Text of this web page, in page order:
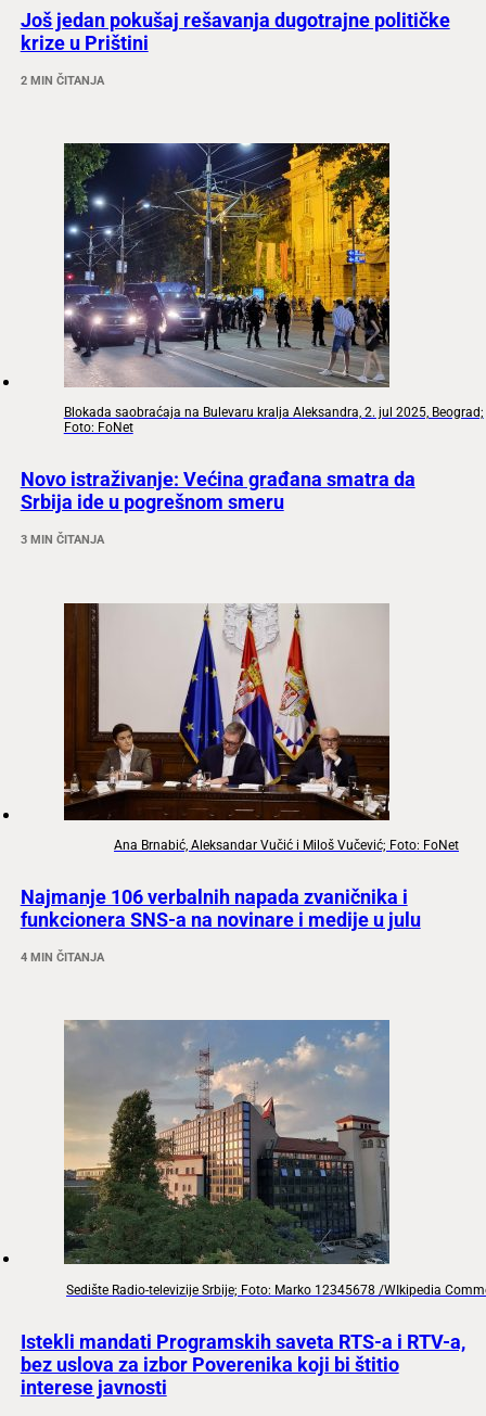
Još jedan pokušaj rešavanja dugotrajne političke
krize u Prištini
2 MIN ČITANJA
Blokada saobraćaja na Bulevaru kralja Aleksandra, 2. jul 2025, Beograd;
Foto: FoNet
Novo istraživanje: Većina građana smatra da
Srbija ide u pogrešnom smeru
3 MIN ČITANJA
Ana Brnabić, Aleksandar Vučić i Miloš Vučević; Foto: FoNet
Najmanje 106 verbalnih napada zvaničnika i
funkcionera SNS-a na novinare i medije u julu
4 MIN ČITANJA
Sedište Radio-televizije Srbije; Foto: Marko 12345678 /WIkipedia
Istekli mandati Programskih saveta RTS-a i RTV-a,
bez uslova za izbor Poverenika koji bi štitio
interese javnosti